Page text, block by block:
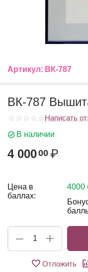
Артикул: ВК-787
ВК-787
Написать
В наличии
4 00000 ₽
Цена в
баллах:
4000
+
−
Отложить